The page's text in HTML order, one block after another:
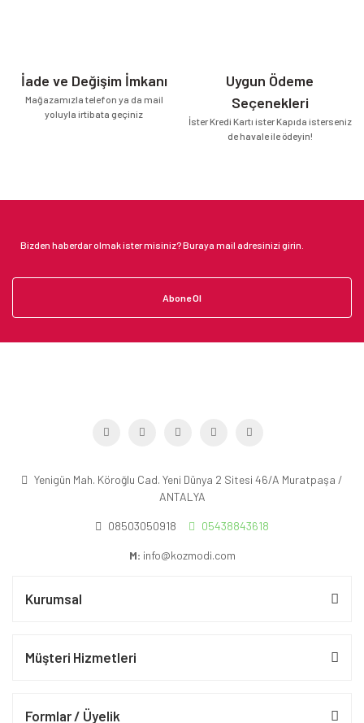
İade ve Değişim İmkanı
Mağazamızla telefon ya da mail
yoluyla irtibata geçiniz
Uygun Ödeme
Seçenekleri
İster Kredi Kartı ister Kapıda isterseniz
de havale ile ödeyin!
Abone Ol
Yenigün Mah. Köroğlu Cad. Yeni Dünya 2 Sitesi 46/A Muratpaşa /
ANTALYA
08503050918 05438843618
M: info@kozmodi.com
Kurumsal
Müşteri Hizmetleri
Formlar / Üyelik